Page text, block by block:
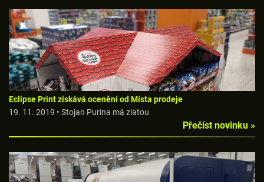
Eclipse Print získává ocenění od Místa prodeje
19. 11. 2019 • Stojan Purina má zlatou
Přečíst novinku »